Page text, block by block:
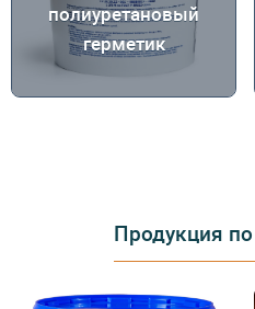
полиуретановый
герметик
Продукция